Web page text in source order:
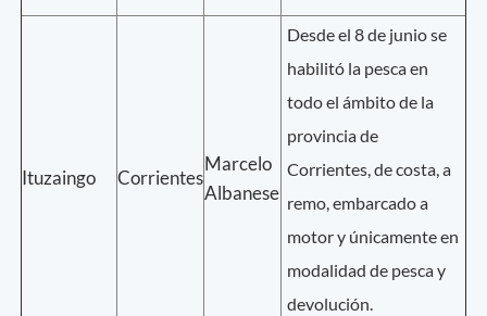
Ituzaingo Corrientes
Marcelo
Albanese
Desde el 8 de junio se
habilitó la pesca en
todo el ámbito de la
provincia de
Corrientes, de costa, a
remo, embarcado a
motor y únicamente en
modalidad de pesca y
devolución.